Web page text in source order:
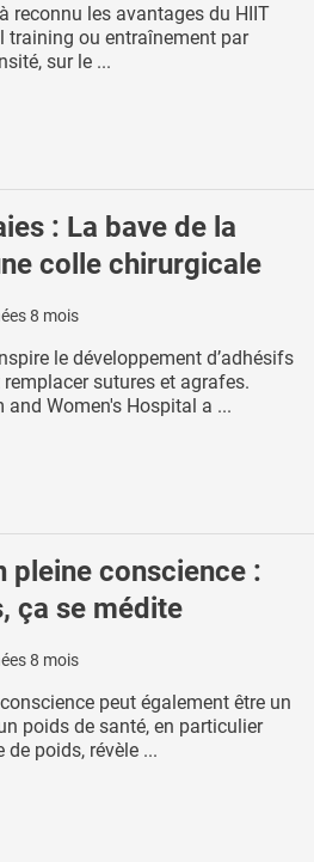
reconnu les avantages du HIIT
training ou entraînement par
sur le ...
: La bave de la
colle chirurgicale
8 mois
le développement d’adhésifs
sutures et agrafes.
and Women's Hospital a ...
pleine conscience :
ça se médite
8 mois
peut également être un
poids de santé, en particulier
de poids, révèle ...